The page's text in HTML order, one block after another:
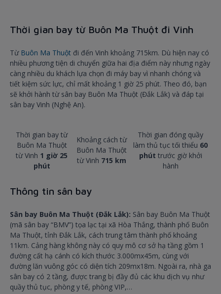
Thời gian bay từ Buôn Ma Thuột đi Vinh
Từ Buôn Ma Thuột đi đến Vinh khoảng 715km. Dù hiện nay có
nhiều phương tiện di chuyển giữa hai địa điểm này nhưng ngày
càng nhiều du khách lựa chọn đi máy bay vì nhanh chóng và
tiết kiệm sức lực, chỉ mất khoảng 1 giờ 25 phút. Theo đó, bạn
sẽ khởi hành từ sân bay Buôn Ma Thuột (Đắk Lắk) và đáp tại
sân bay Vinh (Nghệ An).
Thời gian bay từ
Buôn Ma Thuột
từ Vinh 1 giờ 25
phút
Khoảng cách từ
Buôn Ma Thuột
từ Vinh 715 km
Thời gian đóng quầy
làm thủ tục tối thiểu 60
phút trước giờ khởi
hành
Thông tin sân bay
Sân bay Buôn Ma Thuột (Đắk Lắk): Sân bay Buôn Ma Thuột
(mã sân bay “BMV”) tọa lạc tại xã Hòa Thắng, thành phố Buôn
Ma Thuột, tỉnh Đắk Lắk, cách trung tâm thành phố khoảng
11km. Cảng hàng không này có quy mô cơ sở hạ tầng gồm 1
đường cất hạ cánh có kích thước 3.000mx45m, cùng với
đường lăn vuông góc có diện tích 209mx18m. Ngoài ra, nhà ga
sân bay có 2 tầng, được trang bị đầy đủ các khu dịch vụ như
quầy thủ tục, phòng y tế, phòng VIP,…